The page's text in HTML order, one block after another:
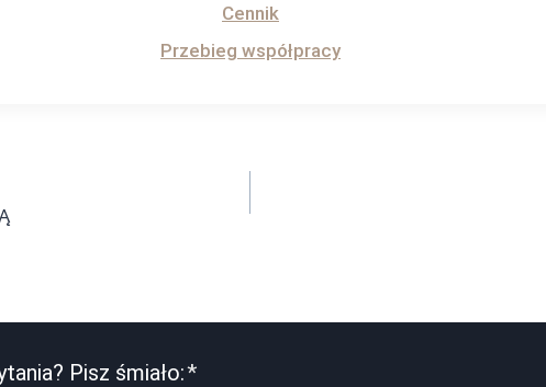
Cennik
Przebieg współpracy
Pisz śmiało:*